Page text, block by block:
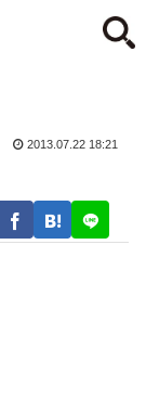
2013.07.22 18:21